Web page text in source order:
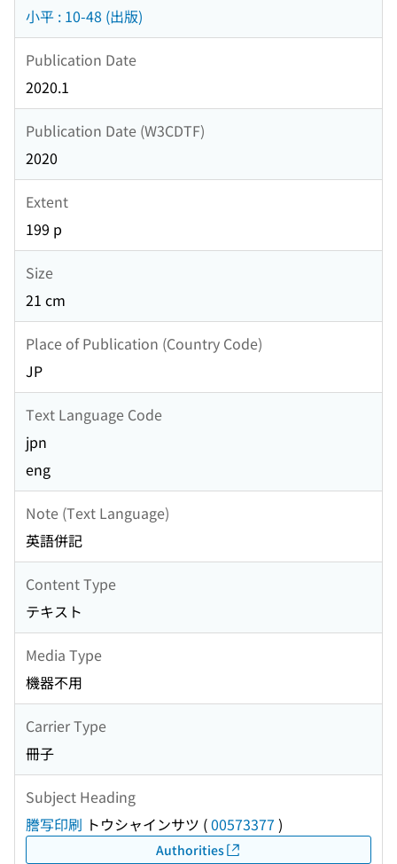
小平 : 10-48 (出版)
Publication Date
2020.1
Publication Date (W3CDTF)
2020
Extent
199 p
Size
21 cm
Place of Publication (Country Code)
JP
Text Language Code
jpn
eng
Note (Text Language)
英語併記
Content Type
テキスト
Media Type
機器不用
Carrier Type
冊子
Subject Heading
謄写印刷 トウシャインサツ (00573377 )
Authorities